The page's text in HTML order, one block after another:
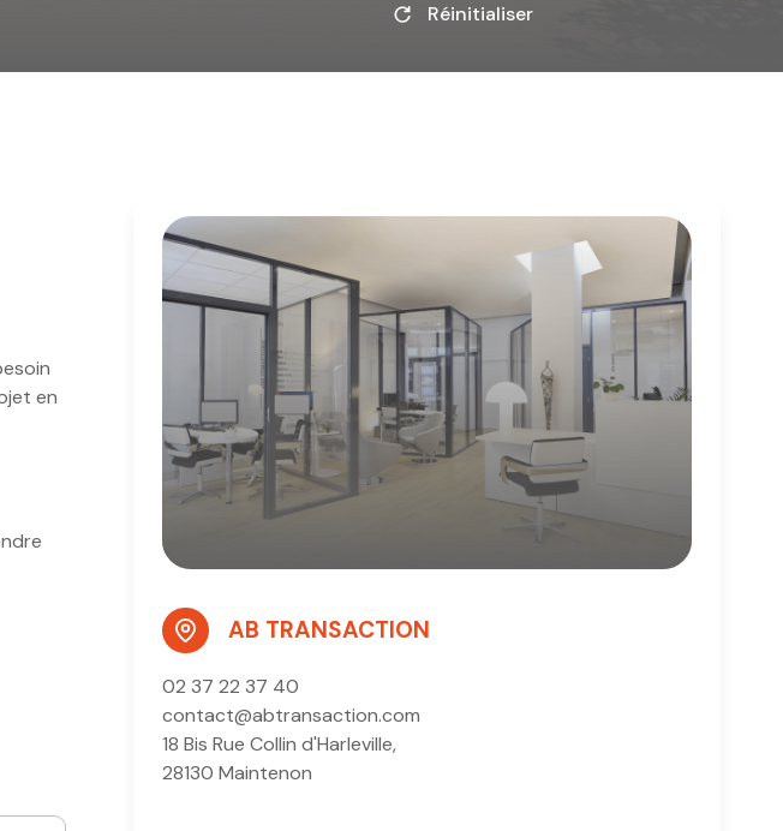
Réinitialiser
en
AB TRANSACTION
02 37 22 37 40
contact@abtransaction.com
18 Bis Rue Collin d'Harleville,
28130 Maintenon